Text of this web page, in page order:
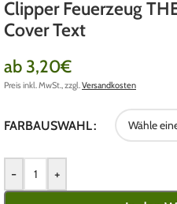
Clipper Feuerzeug
Cover Text
ab 3,20€
Preis inkl. MwSt., zzgl.Versandkosten
FARBAUSWAHL
- +